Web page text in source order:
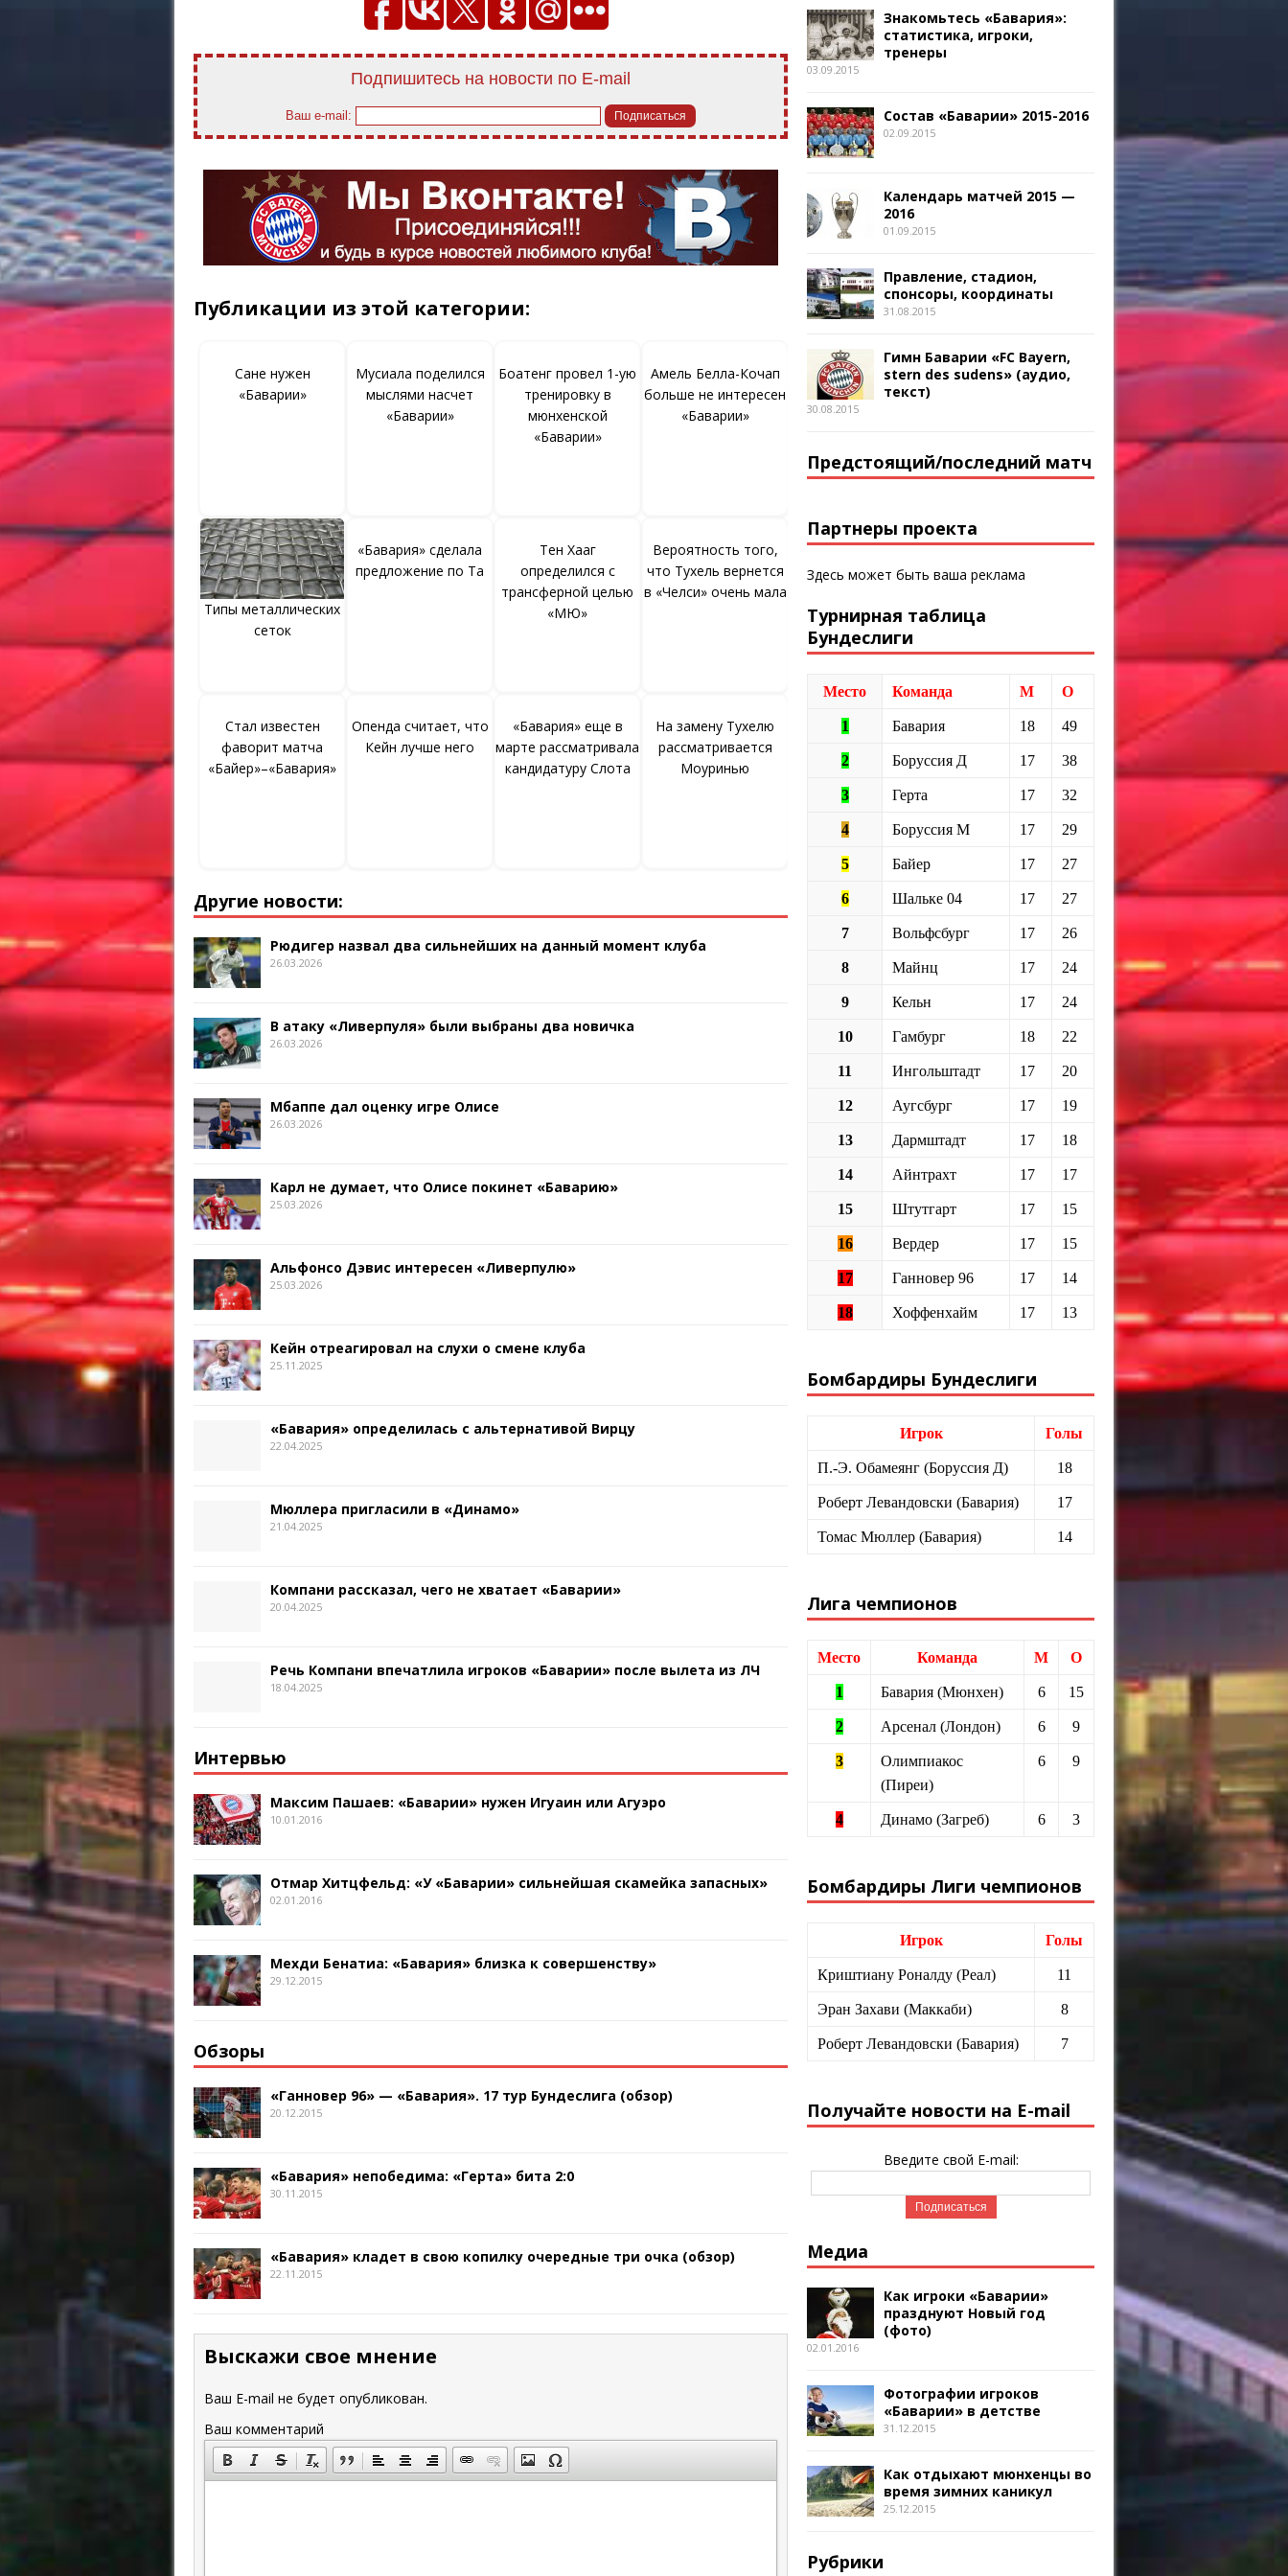
Подпишитесь на новости по E-mail
Ваш e-mail:
Публикации из этой категории:
Сане нужен
«Баварии»
Мусиала поделился
мыслями насчет
«Баварии»
Боатенг провел 1-ую
тренировку в
мюнхенской
«Баварии»
Амель Белла-Кочап
больше не интересен
«Баварии»
Типы металлических
сеток
«Бавария» сделала
предложение по Та
Тен Хааг
определился с
трансферной целью
«МЮ»
Вероятность того,
что Тухель вернется
в «Челси» очень мала
Стал известен
фаворит матча
«Байер»–«Бавария»
Опенда считает, что
Кейн лучше него
«Бавария» еще в
марте рассматривала
кандидатуру Слота
На замену Тухелю
рассматривается
Моуринью
Другие новости:
Рюдигер назвал два сильнейших на данный момент клуба
26.03.2026
В атаку «Ливерпуля» были выбраны два новичка
26.03.2026
Мбаппе дал оценку игре Олисе
26.03.2026
Карл не думает, что Олисе покинет «Баварию»
25.03.2026
Альфонсо Дэвис интересен «Ливерпулю»
25.03.2026
Кейн отреагировал на слухи о смене клуба
25.11.2025
«Бавария» определилась с альтернативой Вирцу
22.04.2025
Мюллера пригласили в «Динамо»
21.04.2025
Компани рассказал, чего не хватает «Баварии»
20.04.2025
Речь Компани впечатлила игроков «Баварии» после вылета из ЛЧ
18.04.2025
Интервью
Максим Пашаев: «Баварии» нужен Игуаин или Агуэро
10.01.2016
Отмар Хитцфельд: «У «Баварии» сильнейшая скамейка запасных»
02.01.2016
Мехди Бенатиа: «Бавария» близка к совершенству»
29.12.2015
Обзоры
«Ганновер 96» — «Бавария». 17 тур Бундеслига (обзор)
20.12.2015
«Бавария» непобедима: «Герта» бита 2:0
30.11.2015
«Бавария» кладет в свою копилку очередные три очка (обзор)
22.11.2015
Выскажи свое мнение
Ваш E-mail не будет опубликован.
Ваш комментарий
Знакомьтесь «Бавария»:
статистика, игроки,
тренеры
03.09.2015
Состав «Баварии» 2015-2016
02.09.2015
Календарь матчей 2015 —
2016
01.09.2015
Правление, стадион,
спонсоры, координаты
31.08.2015
Гимн Баварии «FC Bayern,
stern des sudens» (аудио,
текст)
30.08.2015
Предстоящий/последний матч
Партнеры проекта
Здесь может быть ваша реклама
Турнирная таблица
Бундеслиги
Место Команда М О
1 Бавария 18 49
2 Боруссия Д 17 38
3 Герта 17 32
4 Боруссия М 17 29
5 Байер 17 27
6 Шальке 04 17 27
7 Вольфсбург 17 26
8 Майнц 17 24
9 Кельн 17 24
10 Гамбург 18 22
11 Ингольштадт 17 20
12 Аугсбург 17 19
13 Дармштадт 17 18
14 Айнтрахт 17 17
15 Штутгарт 17 15
16 Вердер 17 15
17 Ганновер 96 17 14
18 Хоффенхайм 17 13
Бомбардиры Бундеслиги
Игрок Голы
П.-Э. Обамеянг (Боруссия Д) 18
Роберт Левандовски (Бавария) 17
Томас Мюллер (Бавария) 14
Лига чемпионов
Место Команда М О
1 Бавария (Мюнхен) 6 15
2 Арсенал (Лондон) 6 9
3
Олимпиакос
(Пиреи)
6 9
4 Динамо (Загреб) 6 3
Бомбардиры Лиги чемпионов
Игрок Голы
Криштиану Роналду (Реал) 11
Эран Захави (Маккаби) 8
Роберт Левандовски (Бавария) 7
Получайте новости на E-mail
Введите свой E-mail:
Медиа
Как игроки «Баварии»
празднуют Новый год
(фото)
02.01.2016
Фотографии игроков
«Баварии» в детстве
31.12.2015
Как отдыхают мюнхенцы во
время зимних каникул
25.12.2015
Рубрики